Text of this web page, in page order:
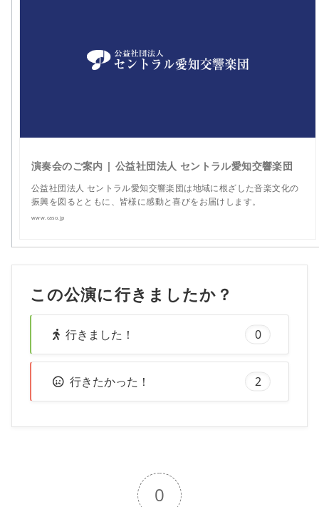
演奏会のご案内 | 公益社団法人 セントラル愛知交響楽団
公益社団法人 セントラル愛知交響楽団は地域に根ざした音楽文化の
振興を図るとともに、皆様に感動と喜びをお届けします。
www.caso.jp
この公演に行きましたか？
行きました！ 0
行きたかった！ 2
0